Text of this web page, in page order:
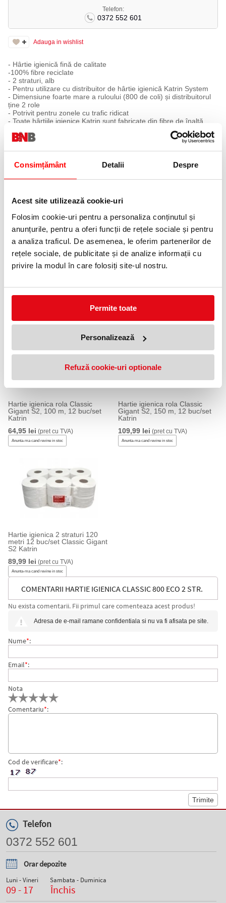
Consimțământ Detalii Despre
Acest site utilizează cookie-uri
Folosim cookie-uri pentru a personaliza conținutul și
anunțurile, pentru a oferi funcții de rețele sociale și pentru
a analiza traficul. De asemenea, le oferim partenerilor de
rețele sociale, de publicitate și de analize informații cu
privire la modul în care folosiți site-ul nostru.
Permite toate
Personalizează
Refuză cookie-uri optionale
Telefon:
0372 552 601
Adauga in wishlist
- Hârtie igienică fină de calitate
-100% fibre reciclate
- 2 straturi, alb
- Pentru utilizare cu distribuitor de hârtie igienică Katrin System
- Dimensiune foarte mare a ruloului (800 de coli) și distribuitorul
ține 2 role
- Potrivit pentru zonele cu trafic ridicat
- Toate hârtiile igienice Katrin sunt fabricate din fibre de înaltă
calitate și s-au dovedit, prin testul de dizolvare 90 de secunde,
metoda Metsä Tissue 02, să se descompună și să se dizolve
- Certificată sub eticheta Eco Nordic Swan și EU Flower
PRODUSE SIMILARE
Hartie igienica rola Classic
Gigant S2, 100 m, 12 buc/set
Katrin
64,95 lei (pret cu TVA)
Anunta-ma cand revine in stoc
Hartie igienica rola Classic
Gigant S2, 150 m, 12 buc/set
Katrin
109,99 lei (pret cu TVA)
Anunta-ma cand revine in stoc
Hartie igienica 2 straturi 120
metri 12 buc/set Classic Gigant
S2 Katrin
89,99 lei (pret cu TVA)
Anunta-ma cand revine in stoc
COMENTARII HARTIE IGIENICA CLASSIC 800 ECO 2 STR.
36 BUC/BAX KATRIN
Nu exista comentarii. Fii primul care comenteaza acest produs!
Adresa de e-mail ramane confidentiala si nu va fi afisata pe site.
Nume*:
Email*:
Nota
Comentariu*:
Cod de verificare*:
Telefon
0372 552 601
Orar depozite
Luni - Vineri
09 - 17
Sambata - Duminica
Închis